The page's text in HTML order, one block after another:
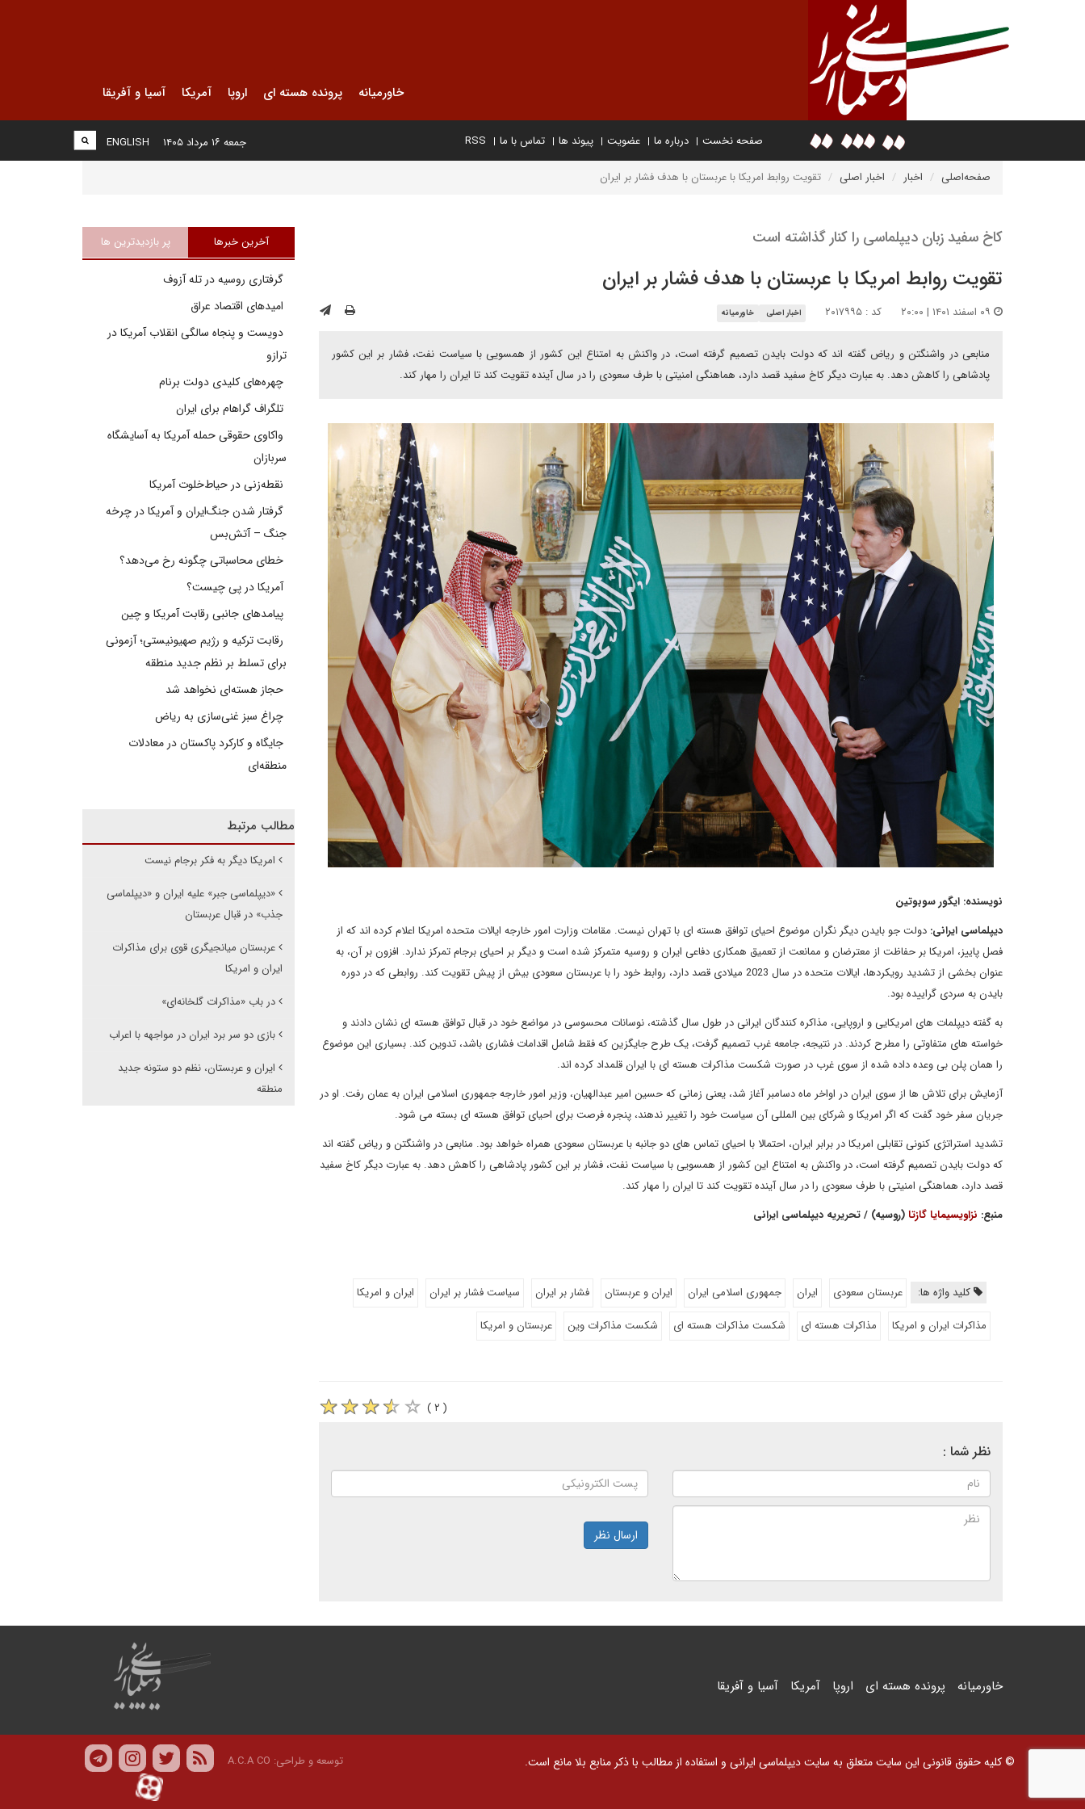
خاورمیانه پرونده هسته ای اروپا آمریکا آسیا و آفریقا
صفحه نخست درباره ما عضویت پیوند ها تماس با ما RSS
ENGLISH جمعه ۱۶ مرداد ۱۴۰۵
صفحه‌اصلی اخبار اخبار اصلی تقویت روابط امریکا با عربستان با هدف فشار بر ایران
کاخ سفید زبان دیپلماسی را کنار گذاشته است
تقویت روابط امریکا با عربستان با هدف فشار بر ایران
کد : ۲۰۱۷۹۹۵ اخبار اصلی خاورمیانه
منابعی در واشنگتن و ریاض گفته اند که دولت بایدن تصمیم گرفته است، در واکنش به امتناع این کشور از همسویی با سیاست نفت، فشار بر این کشور
پادشاهی را کاهش دهد. به عبارت دیگر کاخ سفید قصد دارد، هماهنگی امنیتی با طرف سعودی را در سال آینده تقویت کند تا ایران را مهار کند.
نویسنده: ایگور سوبوتین
دیپلماسی ایرانی: دولت جو بایدن دیگر نگران موضوع احیای توافق هسته ای با تهران نیست. مقامات وزارت امور خارجه ایالات متحده امریکا اعلام کرده اند که از
فصل پاییز، امریکا بر حفاظت از معترضان و ممانعت از تعمیق همکاری دفاعی ایران و روسیه متمرکز شده است و دیگر بر احیای برجام تمرکز ندارد. افزون بر آن، به
عنوان بخشی از تشدید رویکردها، ایالات متحده در سال 2023 میلادی قصد دارد، روابط خود را با عربستان سعودی بیش از پیش تقویت کند. روابطی که در دوره
بایدن به سردی گراییده بود.
به گفته دیپلمات های امریکایی و اروپایی، مذاکره کنندگان ایرانی در طول سال گذشته، نوسانات محسوسی در مواضع خود در قبال توافق هسته ای نشان دادند و
خواسته های متفاوتی را مطرح کردند. در نتیجه، جامعه غرب تصمیم گرفت، یک طرح جایگزین که فقط شامل اقدامات فشاری باشد، تدوین کند. بسیاری این موضوع
را همان پلن بی وعده داده شده از سوی غرب در صورت شکست مذاکرات هسته ای با ایران قلمداد کرده اند.
آزمایش برای تلاش ها از سوی ایران در اواخر ماه دسامبر آغاز شد، یعنی زمانی که حسین امیر عبدالهیان، وزیر امور خارجه جمهوری اسلامی ایران به عمان رفت. او در
جریان سفر خود گفت که اگر امریکا و شرکای بین المللی آن سیاست خود را تغییر ندهند، پنجره فرصت برای احیای توافق هسته ای بسته می شود.
تشدید استراتژی کنونی تقابلی امریکا در برابر ایران، احتمالا با احیای تماس های دو جانبه با عربستان سعودی همراه خواهد بود. منابعی در واشنگتن و ریاض گفته اند
که دولت بایدن تصمیم گرفته است، در واکنش به امتناع این کشور از همسویی با سیاست نفت، فشار بر این کشور پادشاهی را کاهش دهد. به عبارت دیگر کاخ سفید
قصد دارد، هماهنگی امنیتی با طرف سعودی را در سال آینده تقویت کند تا ایران را مهار کند.
منبع: نزاویسیمایا گازتا(روسیه) / تحریریه دیپلماسی ایرانی
کلید واژه ها: عربستان سعودی ایران جمهوری اسلامی ایران ایران و عربستان فشار بر ایران سیاست فشار بر ایران
ایران و امریکا
مذاکرات ایران و امریکا
مذاکرات هسته ای شکست مذاکرات هسته ای شکست مذاکرات وین عربستان و امریکا
( ۲ )
نظر شما :
ارسال نظر
آخرین خبرها پر بازدیدترین ها
گرفتاری روسیه در تله آزوف
امیدهای اقتصاد عراق
دویست و پنجاه سالگی انقلاب آمریکا در
ترازو
چهره‌های کلیدی دولت برنام
تلگراف گراهام برای ایران
واکاوی حقوقی حمله آمریکا به آسایشگاه
سربازان
نقطه‌زنی در حیاط‌خلوت آمریکا
گرفتار شدن جنگ‌ایران و آمریکا در چرخه
جنگ – آتش‌بس
خطای محاسباتی چگونه رخ می‌دهد؟
آمریکا در پی چیست؟
پیامدهای جانبی رقابت آمریکا و چین
رقابت ترکیه و رژیم صهیونیستی؛ آزمونی
برای تسلط بر نظم جدید منطقه
حجاز هسته‌ای نخواهد شد
چراغ سبز غنی‌سازی به ریاض
جایگاه و کارکرد پاکستان در معادلات
منطقه‌ای
مطالب مرتبط
امریکا دیگر به فکر برجام نیست
«دیپلماسی جبر» علیه ایران و «دیپلماسی
جذب» در قبال عربستان
عربستان میانجیگری قوی برای مذاکرات
ایران و امریکا
در باب «مذاکرات گلخانه‌ای»
بازی دو سر برد ایران در مواجهه با اعراب
ایران و عربستان، نظم دو ستونه جدید
منطقه
خاورمیانه پرونده هسته ای اروپا آمریکا آسیا و آفریقا
© کلیه حقوق قانونی این سایت متعلق به سایت دیپلماسی ایرانی و استفاده از مطالب با ذکر منابع بلا مانع است. توسعه و طراحی: A.C.A CO